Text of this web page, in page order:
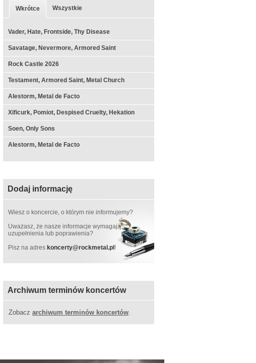
Wkrótce Wszystkie
Vader, Hate, Frontside, Thy Disease
Savatage, Nevermore, Armored Saint
Rock Castle 2026
Testament, Armored Saint, Metal Church
Alestorm, Metal de Facto
Xificurk, Pomiot, Despised Cruelty, Hekation
Soen, Only Sons
Alestorm, Metal de Facto
Dodaj informację
Wiesz o koncercie, o którym nie informujemy?
Uważasz, że nasze informacje wymagają
uzupełnienia lub poprawienia?
Pisz na adres koncerty@rockmetal.pl!
Archiwum terminów koncertów
Zobacz archiwum terminów koncertów.